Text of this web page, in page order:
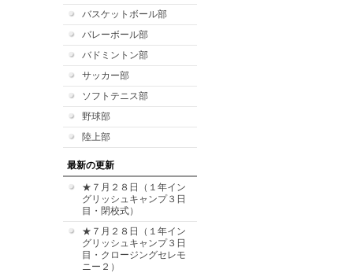
バスケットボール部
バレーボール部
バドミントン部
サッカー部
ソフトテニス部
野球部
陸上部
最新の更新
★７月２８日（１年イン
グリッシュキャンプ３日
目・閉校式）
★７月２８日（１年イン
グリッシュキャンプ３日
目・クロージングセレモ
ニー２）